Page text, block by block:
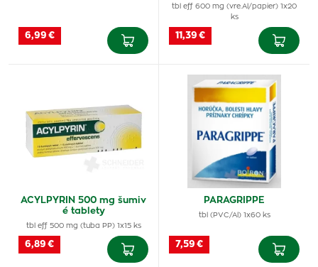
6,99 €
tbl eff 600 mg (vre.Al/papier) 1x20
ks
11,39 €
ACYLPYRIN 500 mg šumiv
é tablety
tbl eff 500 mg (tuba PP) 1x15 ks
6,89 €
PARAGRIPPE
tbl (PVC/Al) 1x60 ks
7,59 €